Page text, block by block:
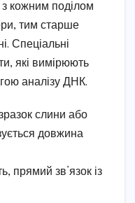
кожним поділом
тим старше
Спеціальні
які вимірюють
аналізу ДНК.
слини або
довжина
прямий зв’язок із